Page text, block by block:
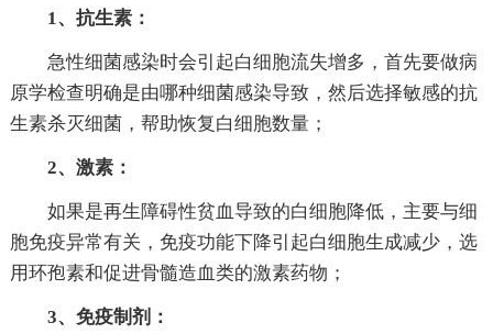
1、抗生素：
急性细菌感染时会引起白细胞流失增多，首先要做病
原学检查明确是由哪种细菌感染导致，然后选择敏感的抗
生素杀灭细菌，帮助恢复白细胞数量；
2、激素：
如果是再生障碍性贫血导致的白细胞降低，主要与细
胞免疫异常有关，免疫功能下降引起白细胞生成减少，选
用环孢素和促进骨髓造血类的激素药物；
3、免疫制剂：